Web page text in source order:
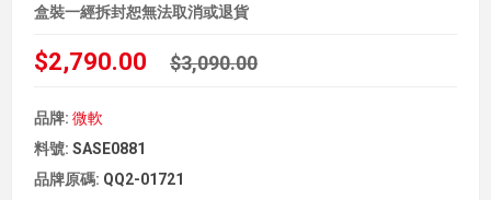
盒裝一經拆封恕無法取消或退貨
$2,790.00 $3,090.00
品牌: 微軟
料號: SASE0881
品牌原碼: QQ2-01721